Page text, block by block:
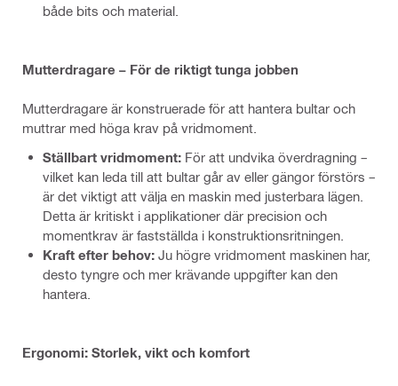
både bits och material.
Mutterdragare – För de riktigt tunga jobben
Mutterdragare är konstruerade för att hantera bultar och
muttrar med höga krav på vridmoment.
Ställbart vridmoment: För att undvika överdragning –
vilket kan leda till att bultar går av eller gängor förstörs –
är det viktigt att välja en maskin med justerbara lägen.
Detta är kritiskt i applikationer där precision och
momentkrav är fastställda i konstruktionsritningen.
Kraft efter behov: Ju högre vridmoment maskinen har,
desto tyngre och mer krävande uppgifter kan den
hantera.
Ergonomi: Storlek, vikt och komfort